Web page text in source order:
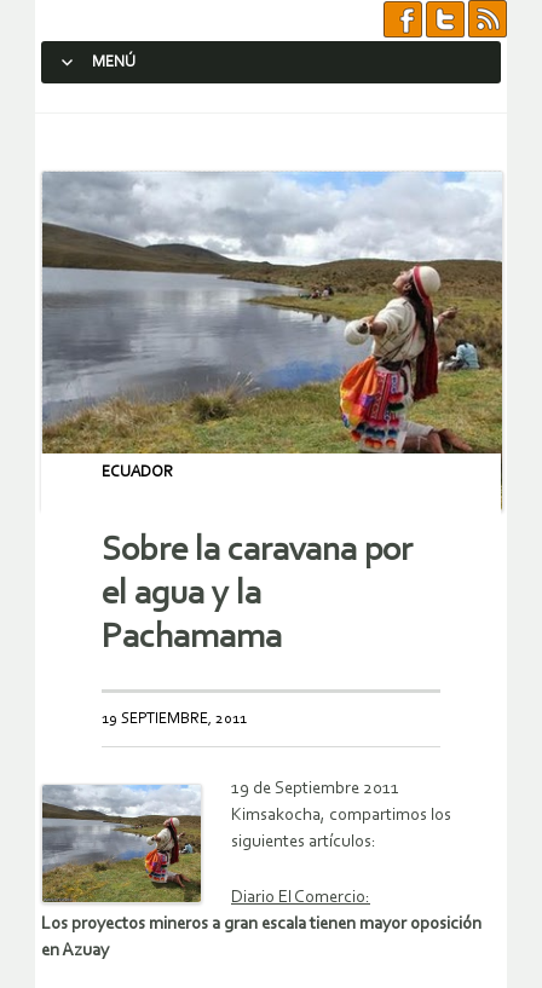
MENÚ
ECUADOR
Sobre la caravana por
el agua y la
Pachamama
19 SEPTIEMBRE, 2011
19 de Septiembre 2011
Kimsakocha, compartimos los
siguientes artículos:
Diario El Comercio:
Los proyectos mineros a gran escala tienen mayor oposición
en Azuay